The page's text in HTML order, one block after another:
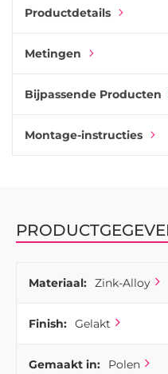
De Lydia-knop is gegoten
kastgrepen met dezelfde
kleinere lades en gebruik
Productdetails
Metingen
Bijpassende Producten
Montage-instructies
Materiaal: Zink-Alloy
Finish: Gelakt
Gemaakt in: Polen